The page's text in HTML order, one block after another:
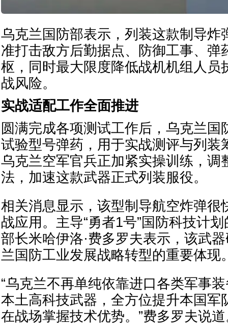
乌克兰国防部表示，列装这款制导炸
准打击敌方后勤据点、防御工事、弹
枢，同时最大限度降低战机机组人员
战风险。
实战适配工作全面推进
圆满完成各项测试工作后，乌克兰国
试验型号弹药，用于实战测评与列装
乌克兰空军官兵正加紧实操训练，调
法，加速这款武器正式列装服役。
相关消息显示，该型制导航空炸弹很
战应用。主导“勇者1号”国防科技计
部长米哈伊洛·费多罗夫表示，该武
兰国防工业发展战略转型的重要体现
“乌克兰不再单纯依靠进口各类军事
本土高科技武器，全方位提升本国军
在战场掌握技术优势。”费多罗夫说